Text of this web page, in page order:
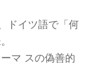
ドイツ語で「何
マ スの偽善的